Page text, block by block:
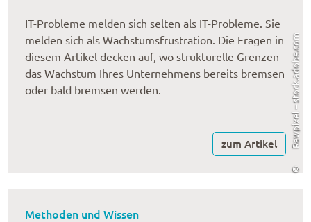
IT-Probleme melden sich selten als IT-Probleme. Sie
melden sich als Wachstumsfrustration. Die Fragen in
diesem Artikel decken auf, wo strukturelle Grenzen
das Wachstum Ihres Unternehmens bereits bremsen
oder bald bremsen werden.
zum Artikel
©
Rawpixel – stock.adobe.com
Methoden und Wissen